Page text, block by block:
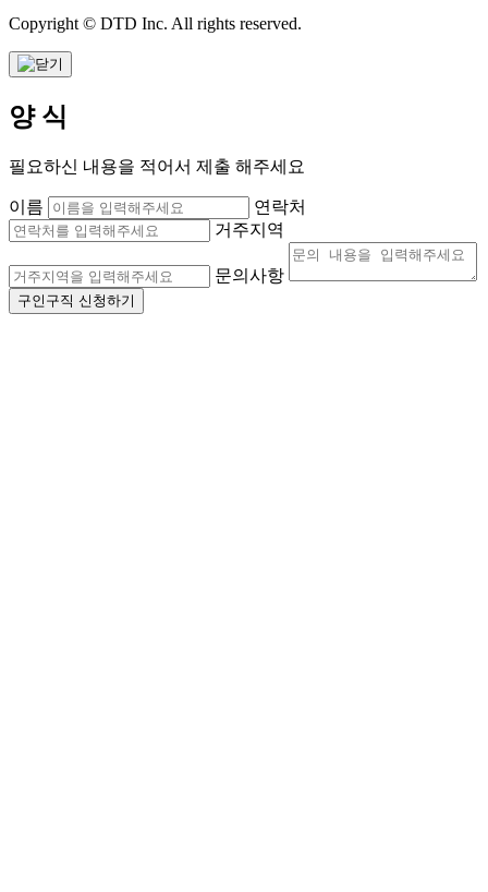
Copyright © DTD Inc. All rights reserved.
양 식
필요하신 내용을 적어서 제출 해주세요
이름
연락처
거주지역
문의사항
구인구직 신청하기